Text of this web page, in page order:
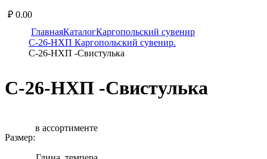
₽ 0.00
ГлавнаяКаталогКаргопольский сувенир
С-26-НХП Каpгопольский сувениp.
С-26-НХП -Свистулька
С-26-НХП -Свистулька
Размер:
в ассортименте